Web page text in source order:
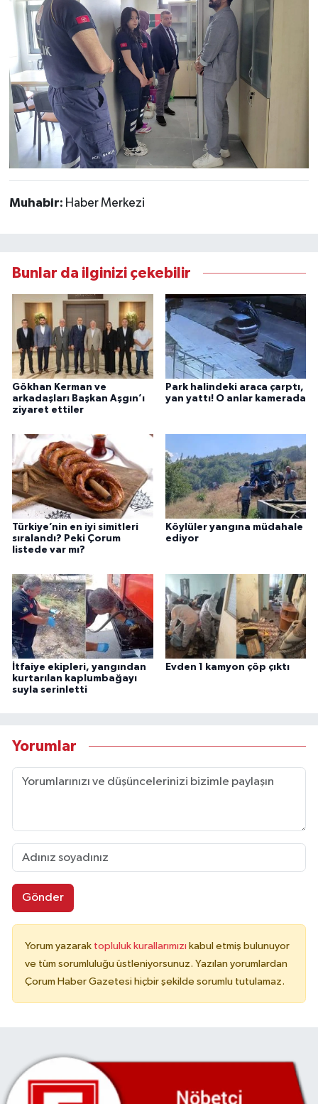
Muhabir: Haber Merkezi
Bunlar da ilginizi çekebilir
Gökhan Kerman ve
arkadaşları Başkan Aşgın’ı
ziyaret ettiler
Park halindeki araca çarptı,
yan yattı! O anlar kamerada
Türkiye’nin en iyi simitleri
sıralandı? Peki Çorum
listede var mı?
Köylüler yangına müdahale
ediyor
İtfaiye ekipleri, yangından
kurtarılan kaplumbağayı
suyla serinletti
Evden 1 kamyon çöp çıktı
Yorumlar
Gönder
Yorum yazarak topluluk kurallarımızı kabul etmiş bulunuyor
ve tüm sorumluluğu üstleniyorsunuz. Yazılan yorumlardan
Çorum Haber Gazetesi hiçbir şekilde sorumlu tutulamaz.